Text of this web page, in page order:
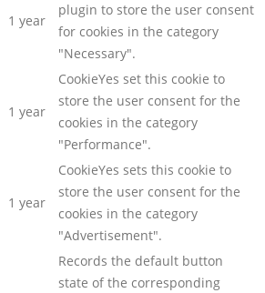
1 year
plugin to store the user consent
for cookies in the category
"Necessary".
1 year
CookieYes set this cookie to
store the user consent for the
cookies in the category
"Performance".
1 year
CookieYes sets this cookie to
store the user consent for the
cookies in the category
"Advertisement".
Records the default button
state of the corresponding